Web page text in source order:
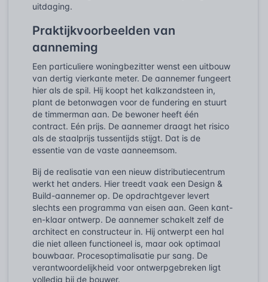
uitdaging.
Praktijkvoorbeelden van
aanneming
Een particuliere woningbezitter wenst een uitbouw
van dertig vierkante meter. De aannemer fungeert
hier als de spil. Hij koopt het kalkzandsteen in,
plant de betonwagen voor de fundering en stuurt
de timmerman aan. De bewoner heeft één
contract. Eén prijs. De aannemer draagt het risico
als de staalprijs tussentijds stijgt. Dat is de
essentie van de vaste aanneemsom.
Bij de realisatie van een nieuw distributiecentrum
werkt het anders. Hier treedt vaak een Design &
Build-aannemer op. De opdrachtgever levert
slechts een programma van eisen aan. Geen kant-
en-klaar ontwerp. De aannemer schakelt zelf de
architect en constructeur in. Hij ontwerpt een hal
die niet alleen functioneel is, maar ook optimaal
bouwbaar. Procesoptimalisatie pur sang. De
verantwoordelijkheid voor ontwerpgebreken ligt
volledig bij de bouwer.